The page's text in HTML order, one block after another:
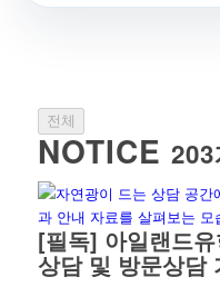
전체
NOTICE 203
[필독] 아일랜드
상담 및 방문상담